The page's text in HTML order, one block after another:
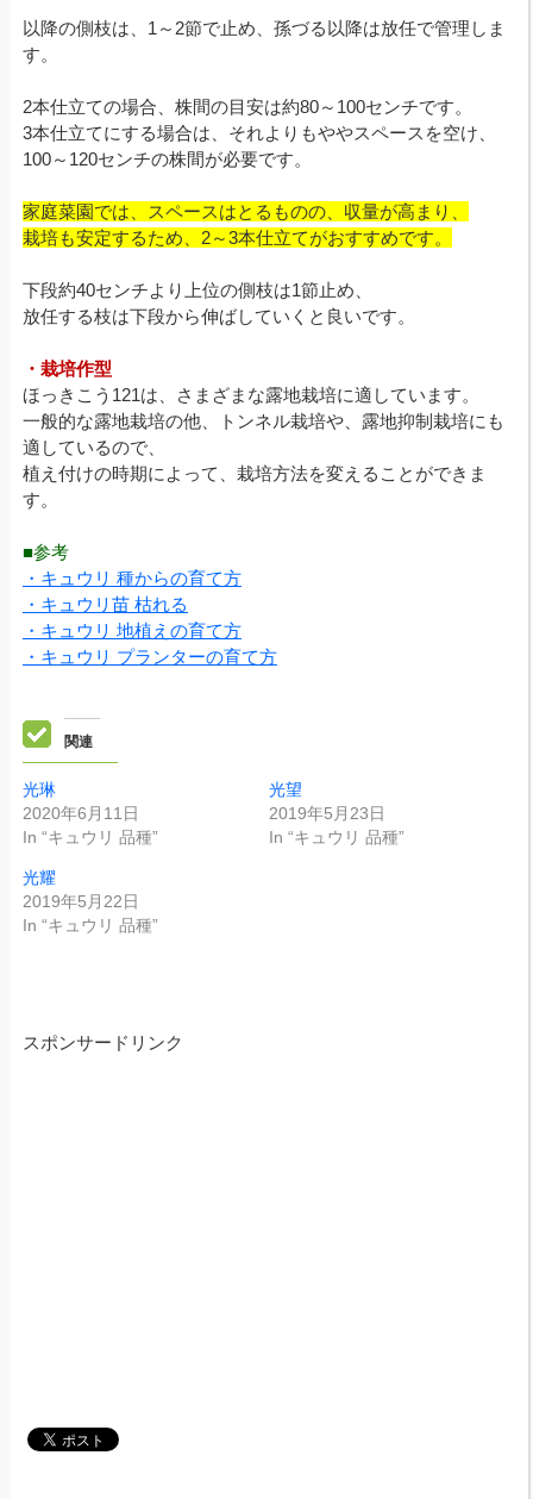
以降の側枝は、1～2節で止め、孫づる以降は放任で管理しま
す。
2本仕立ての場合、株間の目安は約80～100センチです。
3本仕立てにする場合は、それよりもややスペースを空け、
100～120センチの株間が必要です。
家庭菜園では、スペースはとるものの、収量が高まり、
栽培も安定するため、2～3本仕立てがおすすめです。
下段約40センチより上位の側枝は1節止め、
放任する枝は下段から伸ばしていくと良いです。
・栽培作型
ほっきこう121は、さまざまな露地栽培に適しています。
一般的な露地栽培の他、トンネル栽培や、露地抑制栽培にも
適しているので、
植え付けの時期によって、栽培方法を変えることができま
す。
■参考
・キュウリ 種からの育て方
・キュウリ苗 枯れる
・キュウリ 地植えの育て方
・キュウリ プランターの育て方
関連
光琳
2020年6月11日
In “キュウリ 品種”
光望
2019年5月23日
In “キュウリ 品種”
光耀
2019年5月22日
In “キュウリ 品種”
スポンサードリンク